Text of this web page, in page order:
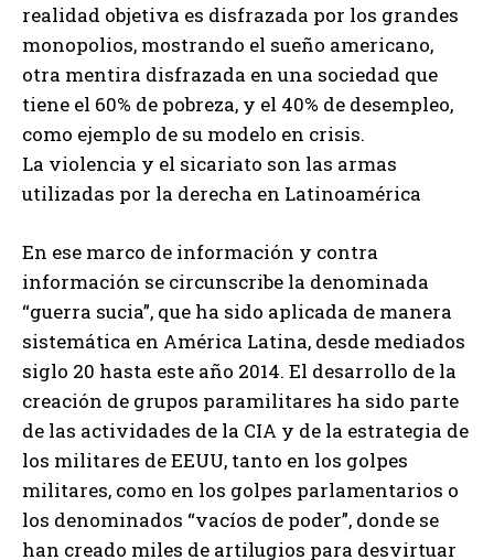
realidad objetiva es disfrazada por los grandes
monopolios, mostrando el sueño americano,
otra mentira disfrazada en una sociedad que
tiene el 60% de pobreza, y el 40% de desempleo,
como ejemplo de su modelo en crisis.
La violencia y el sicariato son las armas
utilizadas por la derecha en Latinoamérica
En ese marco de información y contra
información se circunscribe la denominada
“guerra sucia”, que ha sido aplicada de manera
sistemática en América Latina, desde mediados
siglo 20 hasta este año 2014. El desarrollo de la
creación de grupos paramilitares ha sido parte
de las actividades de la CIA y de la estrategia de
los militares de EEUU, tanto en los golpes
militares, como en los golpes parlamentarios o
los denominados “vacíos de poder”, donde se
han creado miles de artilugios para desvirtuar